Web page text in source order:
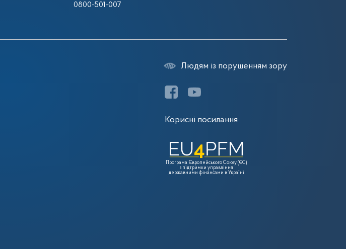
0800-501-007
Людям із порушенням зору
Корисні посилання
Програма Європейського Союзу (ЄС)
з підтримки управління
державними фінансами в Україні